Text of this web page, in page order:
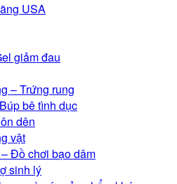
USA
giảm đau
– Trứng rung
bê tình dục
dên
vật
Đồ chơi bạo dâm
sinh lý